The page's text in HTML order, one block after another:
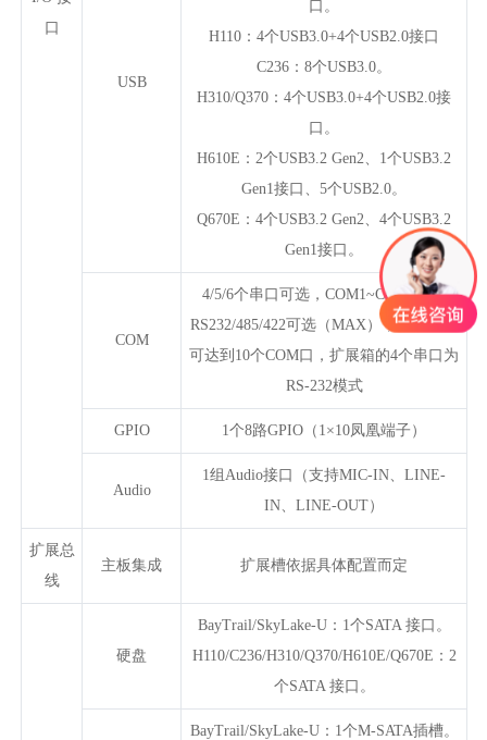
口
USB
口。
H110：4个USB3.0+4个USB2.0接口
C236：8个USB3.0。
H310/Q370：4个USB3.0+4个USB2.0接
口。
H610E：2个USB3.2 Gen2、1个USB3.2
Gen1接口、5个USB2.0。
Q670E：4个USB3.2 Gen2、4个USB3.2
Gen1接口。
COM
4/5/6个串口可选，COM1~COM6支持
RS232/485/422可选（MAX），配扩展箱
可达到10个COM口，扩展箱的4个串口为
RS-232模式
GPIO 1个8路GPIO（1×10凤凰端子）
Audio
1组Audio接口（支持MIC-IN、LINE-
IN、LINE-OUT）
扩展总
线
主板集成 扩展槽依据具体配置而定
硬盘
BayTrail/SkyLake-U：1个SATA 接口。
H110/C236/H310/Q370/H610E/Q670E：2
个SATA 接口。
BayTrail/SkyLake-U：1个M-SATA插槽。